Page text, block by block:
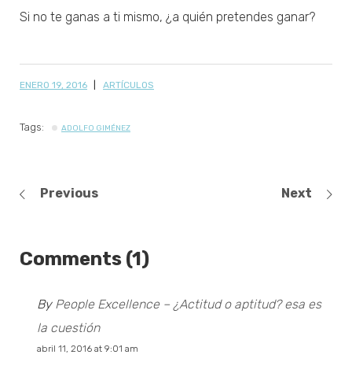
Si no te ganas a ti mismo, ¿a quién pretendes ganar?
ENERO 19, 2016 ARTÍCULOS
Tags: ADOLFO GIMÉNEZ
Previous Next
Comments (1)
By People Excellence – ¿Actitud o aptitud? esa es
la cuestión
abril 11, 2016 at 9:01 am